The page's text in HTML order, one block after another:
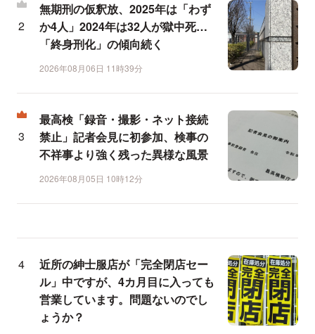
無期刑の仮釈放、2025年は「わず
か4人」2024年は32人が獄中死…
「終身刑化」の傾向続く
2026年08月06日 11時39分
最高検「録音・撮影・ネット接続
禁止」記者会見に初参加、検事の
不祥事より強く残った異様な風景
2026年08月05日 10時12分
近所の紳士服店が「完全閉店セー
ル」中ですが、4カ月目に入っても
営業しています。問題ないのでし
ょうか？